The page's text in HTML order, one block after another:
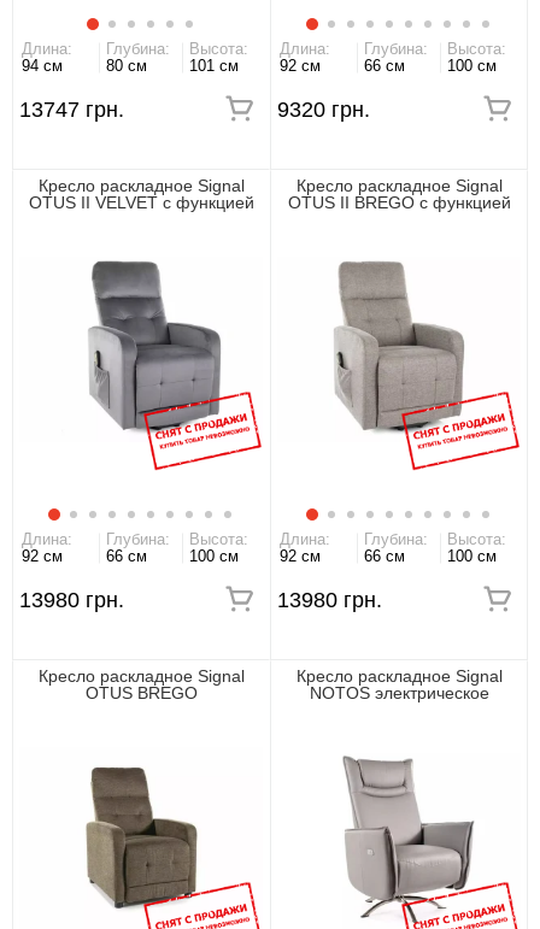
Длина:
94 см
Глубина:
80 см
Высота:
101 см
13747 грн.
Длина:
92 см
Глубина:
66 см
Высота:
100 см
9320 грн.
Кресло раскладное Signal
OTUS II VELVET с функцией
Длина:
92 см
Глубина:
66 см
Высота:
100 см
13980 грн.
Кресло раскладное Signal
OTUS II BREGO с функцией
Длина:
92 см
Глубина:
66 см
Высота:
100 см
13980 грн.
Кресло раскладное Signal
OTUS BREGO
Кресло раскладное Signal
NOTOS электрическое